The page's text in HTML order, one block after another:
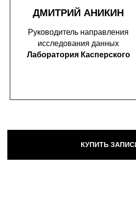
ДМИТРИЙ АНИКИН
Руководитель направления
исследования данных
Лаборатория Касперского